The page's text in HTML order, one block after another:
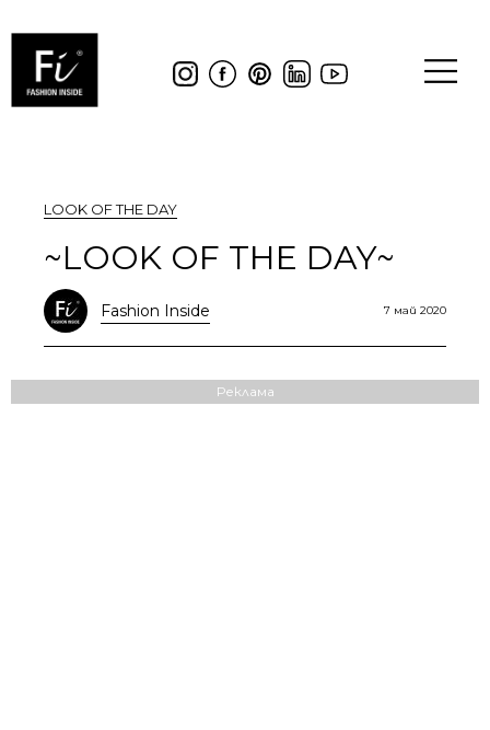
LOOK OF THE DAY
~LOOK OF THE DAY~
Fashion Inside 7 май 2020
Реклама